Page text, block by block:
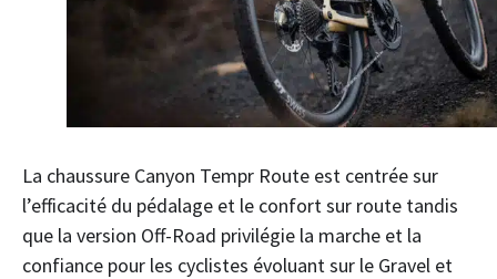
La chaussure Canyon Tempr Route est centrée sur
l’efficacité du pédalage et le confort sur route tandis
que la version Off-Road privilégie la marche et la
confiance pour les cyclistes évoluant sur le Gravel et